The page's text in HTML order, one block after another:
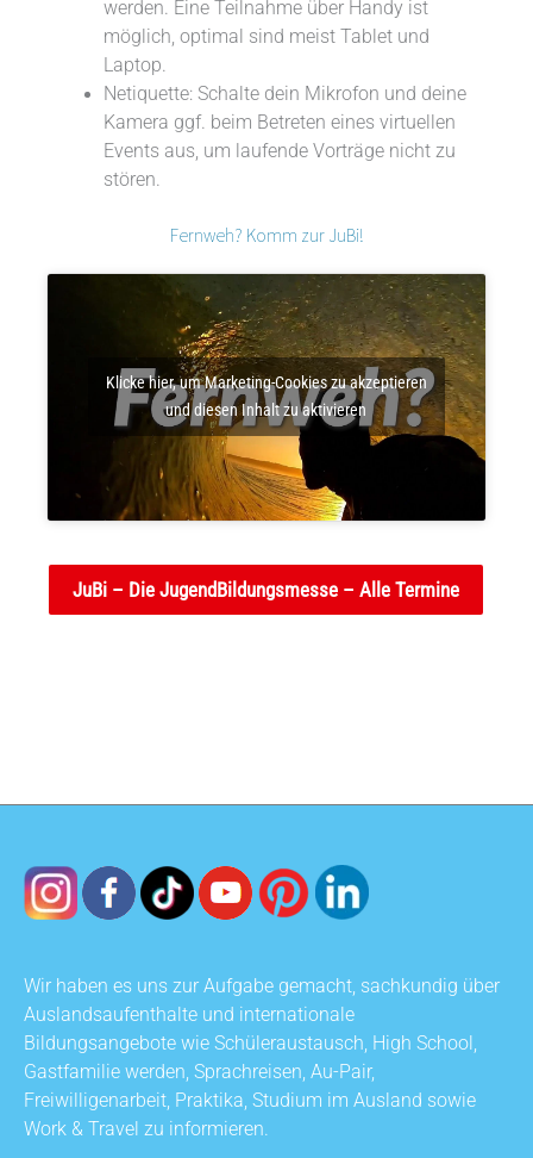
werden. Eine Teilnahme über Handy ist
möglich, optimal sind meist Tablet und
Laptop.
Netiquette: Schalte dein Mikrofon und deine
Kamera ggf. beim Betreten eines virtuellen
Events aus, um laufende Vorträge nicht zu
stören.
Fernweh? Komm zur JuBi!
Klicke hier, um Marketing-Cookies zu akzeptieren
und diesen Inhalt zu aktivieren
JuBi – Die JugendBildungsmesse – Alle Termine
Wir haben es uns zur Aufgabe gemacht, sachkundig über
Auslandsaufenthalte und internationale
Bildungsangebote wie Schüleraustausch, High School,
Gastfamilie werden, Sprachreisen, Au-Pair,
Freiwilligenarbeit, Praktika, Studium im Ausland sowie
Work & Travel zu informieren.